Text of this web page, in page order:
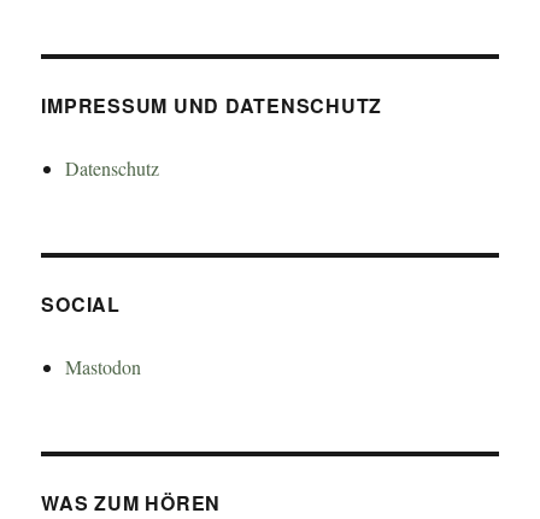
IMPRESSUM UND DATENSCHUTZ
Datenschutz
SOCIAL
Mastodon
WAS ZUM HÖREN